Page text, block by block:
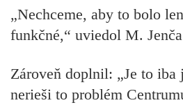
„Nechceme, aby to bolo
funkčné,“ uviedol M.
Zároveň doplnil: „Je to iba
nerieši to problém